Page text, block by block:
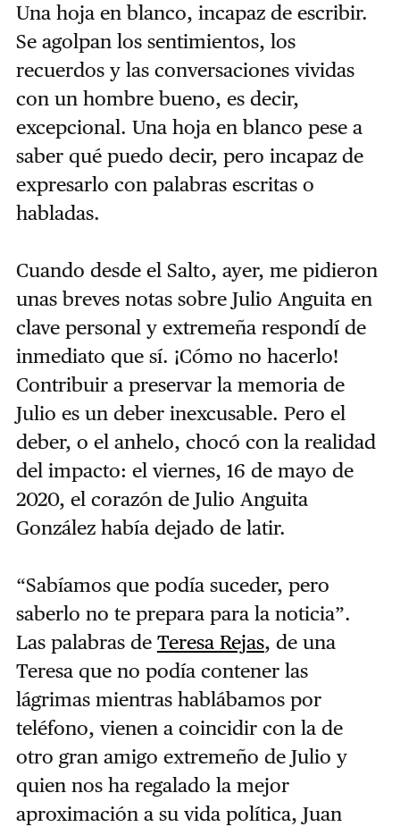
Una hoja en blanco, incapaz de escribir.
Se agolpan los sentimientos, los
recuerdos y las conversaciones vividas
con un hombre bueno, es decir,
excepcional. Una hoja en blanco pese a
saber qué puedo decir, pero incapaz de
expresarlo con palabras escritas o
habladas.
Cuando desde el Salto, ayer, me pidieron
unas breves notas sobre Julio Anguita en
clave personal y extremeña respondí de
inmediato que sí. ¡Cómo no hacerlo!
Contribuir a preservar la memoria de
Julio es un deber inexcusable. Pero el
deber, o el anhelo, chocó con la realidad
del impacto: el viernes, 16 de mayo de
2020, el corazón de Julio Anguita
González había dejado de latir.
“Sabíamos que podía suceder, pero
saberlo no te prepara para la noticia”.
Las palabras de Teresa Rejas, de una
Teresa que no podía contener las
lágrimas mientras hablábamos por
teléfono, vienen a coincidir con la de
otro gran amigo extremeño de Julio y
quien nos ha regalado la mejor
aproximación a su vida política, Juan